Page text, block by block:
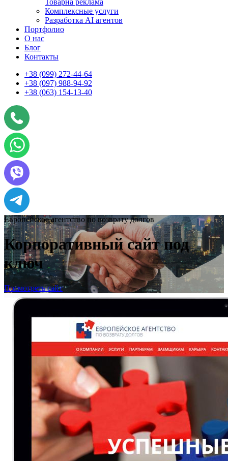
Товарна реклама
Комплексные услуги
Разработка AI агентов
Портфолио
О нас
Блог
Контакты
+38 (099) 272-44-64
+38 (097) 988-94-92
+38 (063) 154-13-40
Европейское агентство по возврату долгов
Корпоративный сайт под
ключ
Посмотреть сайт